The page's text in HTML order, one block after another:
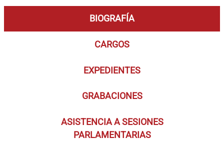
BIOGRAFÍA
CARGOS
EXPEDIENTES
GRABACIONES
ASISTENCIA A SESIONES
PARLAMENTARIAS